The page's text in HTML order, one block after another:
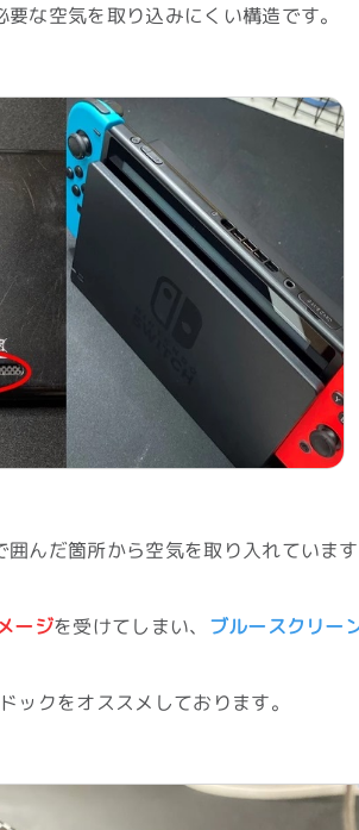
な空気を取り込みにくい構造です。
んだ箇所から空気を取り入れていま
ージを受けてしまい、 ブルースクリー
ックをオススメしております。